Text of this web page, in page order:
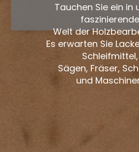
Tauchen Sie ein in
faszinierende
Welt der
Es erwarten Sie
Schleifmittel,
Sägen, Fräser,
und